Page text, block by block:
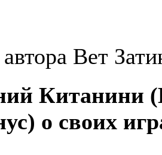
Вет
Китанини
о своих